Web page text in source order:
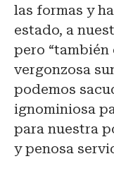
las formas y
estado, a
pero “también
vergonzosa
podemos
ignominiosa
para nuestra
y penosa